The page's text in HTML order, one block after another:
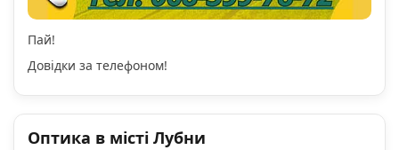
Пай!
Довідки за телефоном!
Оптика в місті Лубни